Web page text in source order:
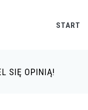
START
SIĘ OPINIĄ!